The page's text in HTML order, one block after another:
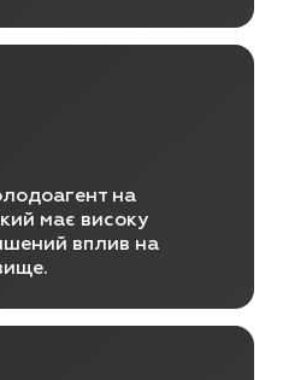
на
має високу
вплив на